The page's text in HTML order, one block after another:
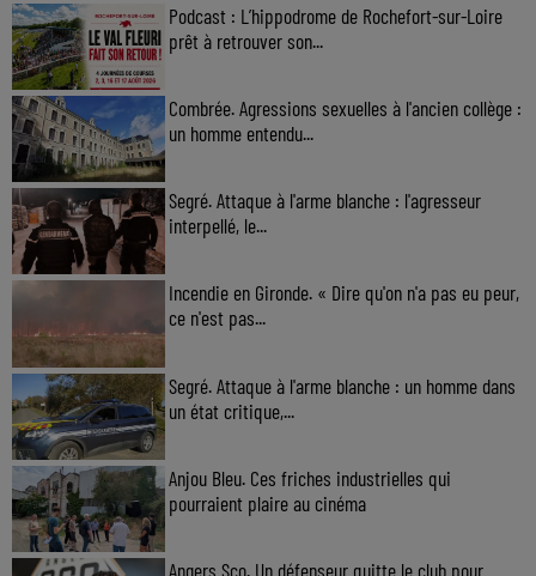
Podcast : L’hippodrome de Rochefort-sur-Loire
prêt à retrouver son...
Combrée. Agressions sexuelles à l'ancien collège :
un homme entendu...
Segré. Attaque à l'arme blanche : l'agresseur
interpellé, le...
Incendie en Gironde. « Dire qu'on n'a pas eu peur,
ce n'est pas...
Segré. Attaque à l'arme blanche : un homme dans
un état critique,...
Anjou Bleu. Ces friches industrielles qui
pourraient plaire au cinéma
Angers Sco. Un défenseur quitte le club pour